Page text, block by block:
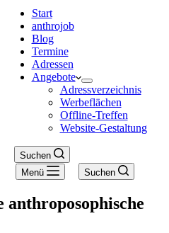
Start
anthrojob
Blog
Termine
Adressen
Angebote
Adressverzeichnis
Werbeflächen
Offline-Treffen
Website-Gestaltung
Suchen
Menü
Suchen